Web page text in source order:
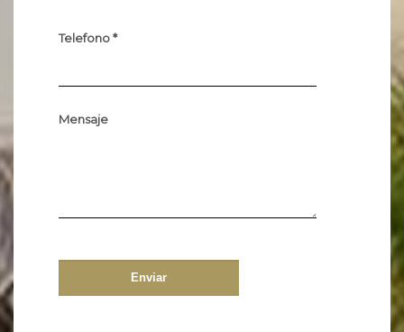
Telefono *
Mensaje